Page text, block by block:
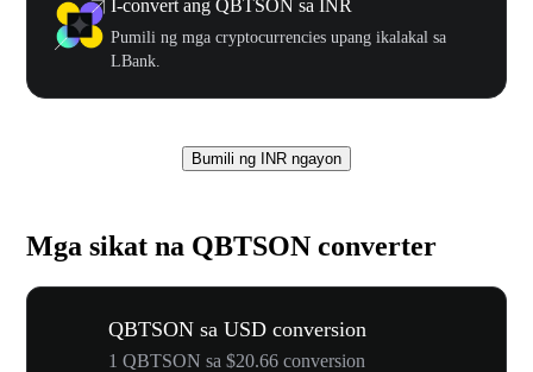
I-convert ang QBTSON sa INR
Pumili ng mga cryptocurrencies upang ikalakal sa
LBank.
Bumili ng INR ngayon
Mga sikat na QBTSON converter
QBTSON sa USD conversion
1 QBTSON sa $20.66 conversion